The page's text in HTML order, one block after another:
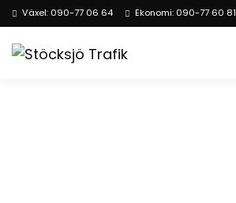
Växel: 090-77 06 64 Ekonomi: 090-77 60 81